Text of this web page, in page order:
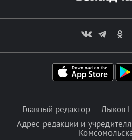
Главный редактор — Лыков
Адрес редакции и